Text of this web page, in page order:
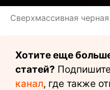
Сверхмассивная
Хотите еще
статей?
канал, где также